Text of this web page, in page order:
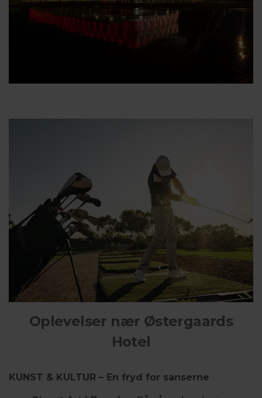
Oplevelser nær Østergaards
Hotel
KUNST & KULTUR – En fryd for sanserne